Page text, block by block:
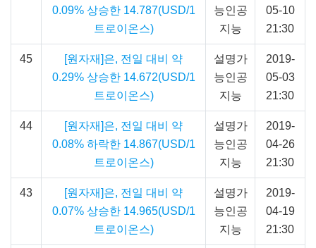
0.09% 상승한 14.787(USD/1
트로이온스)
능인공
지능
05-10
21:30
45
[원자재]은, 전일 대비 약
0.29% 상승한 14.672(USD/1
트로이온스)
설명가
능인공
지능
2019-
05-03
21:30
44
[원자재]은, 전일 대비 약
0.08% 하락한 14.867(USD/1
트로이온스)
설명가
능인공
지능
2019-
04-26
21:30
43
[원자재]은, 전일 대비 약
0.07% 상승한 14.965(USD/1
트로이온스)
설명가
능인공
지능
2019-
04-19
21:30